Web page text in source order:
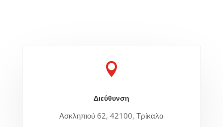

Διεύθυνση
Ασκληπιού 62, 42100, Τρίκαλα